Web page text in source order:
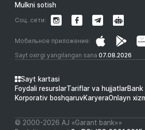
Mulkni sotish
Sayt oxirgi yangilangan sana 07.08.2026
Мобильное приложение:
Соц. сети:
Sayt kartasi
Foydali resurslarTariflar va hujjatlar
Korporativ boshqaruvKaryeraOnlayn
© 2000-2026 АJ «Garant bank»»